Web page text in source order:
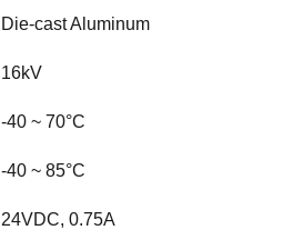
Die-cast Aluminum
16kV
-40 ~ 70°C
-40 ~ 85°C
24VDC, 0.75A